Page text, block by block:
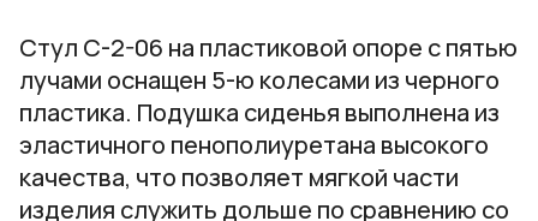
Стул С-2-06 на пластиковой опоре с пятью
лучами оснащен 5-ю колесами из черного
пластика. Подушка сиденья выполнена из
эластичного пенополиуретана высокого
качества, что позволяет мягкой части
изделия служить дольше по сравнению со